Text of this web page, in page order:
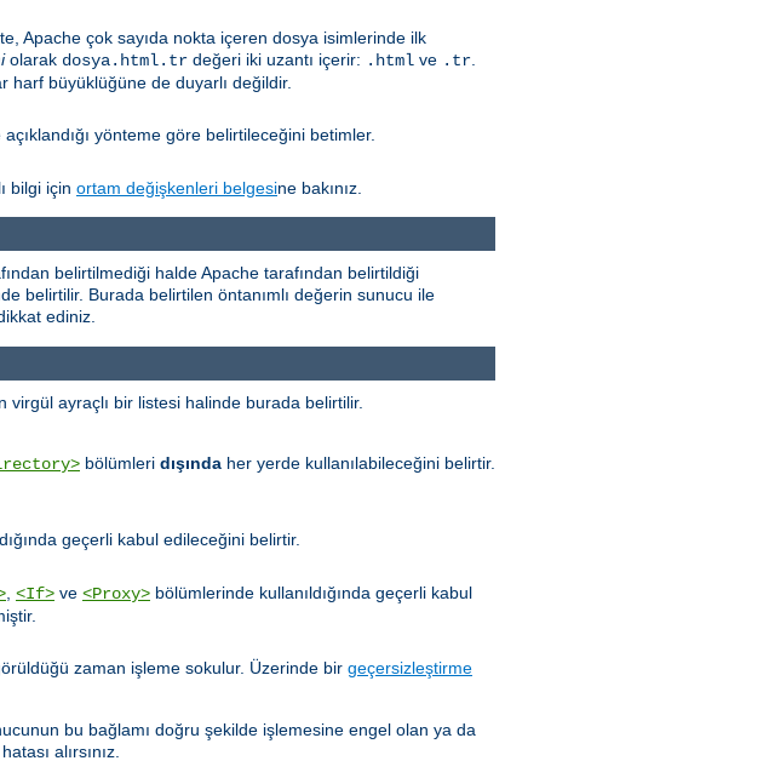
Apache çok sayıda nokta içeren dosya isimlerinde ilk
olarak dosya.html.tr değeri iki uzantı içerir: .html ve .tr
harf büyüklüğüne de duyarlı değildir.
yönteme göre belirtileceğini betimler.
bilgi için ortam değişkenleri belgesine bakınız.
belirtilmediği halde Apache tarafından belirtildiği
belirtilir. Burada belirtilen öntanımlı değerin sunucu ile
ediniz.
virgül ayraçlı bir listesi halinde burada belirtilir.
bölümleri dışında her yerde kullanılabileceğini belirtir.
geçerli kabul edileceğini belirtir.
<If> ve <Proxy> bölümlerinde kullanıldığında geçerli kabul
zaman işleme sokulur. Üzerinde bir geçersizleştirme
bu bağlamı doğru şekilde işlemesine engel olan ya da
alırsınız.